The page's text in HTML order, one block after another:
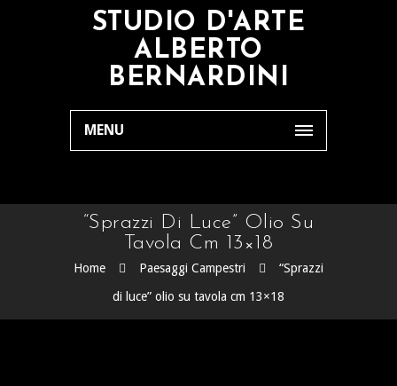
STUDIO D'ARTE
ALBERTO
BERNARDINI
MENU
“Sprazzi Di Luce” Olio Su
Tavola Cm 13×18
Home Paesaggi Campestri
“Sprazzi
di luce” olio su tavola cm 13×18